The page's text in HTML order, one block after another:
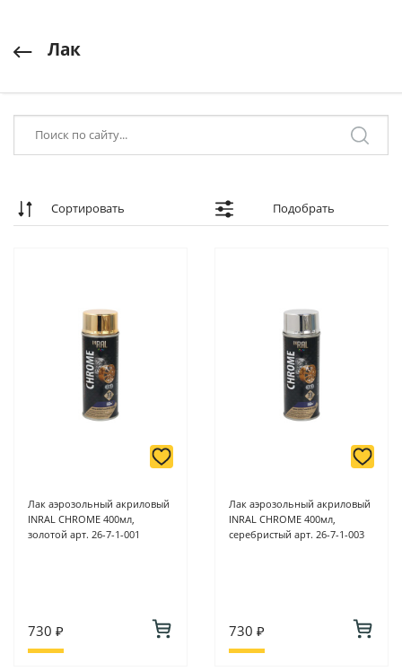
Лак
Сортировать Подобрать
Лак аэрозольный акриловый
INRAL CHROME 400мл,
золотой арт. 26-7-1-001
730 ₽
Лак аэрозольный акриловый
INRAL CHROME 400мл,
серебристый арт. 26-7-1-003
730 ₽